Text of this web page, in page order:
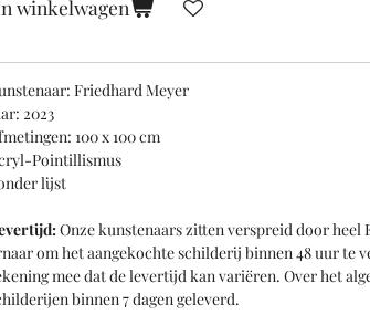
winkelwagen
Friedhard Meyer
2023
100 x 100 cm
Pointillismus
lijst
Onze kunstenaars zitten verspreid door heel
om het aangekochte schilderij binnen 48 uur te
mee dat de levertijd kan variëren. Over het
binnen 7 dagen geleverd.